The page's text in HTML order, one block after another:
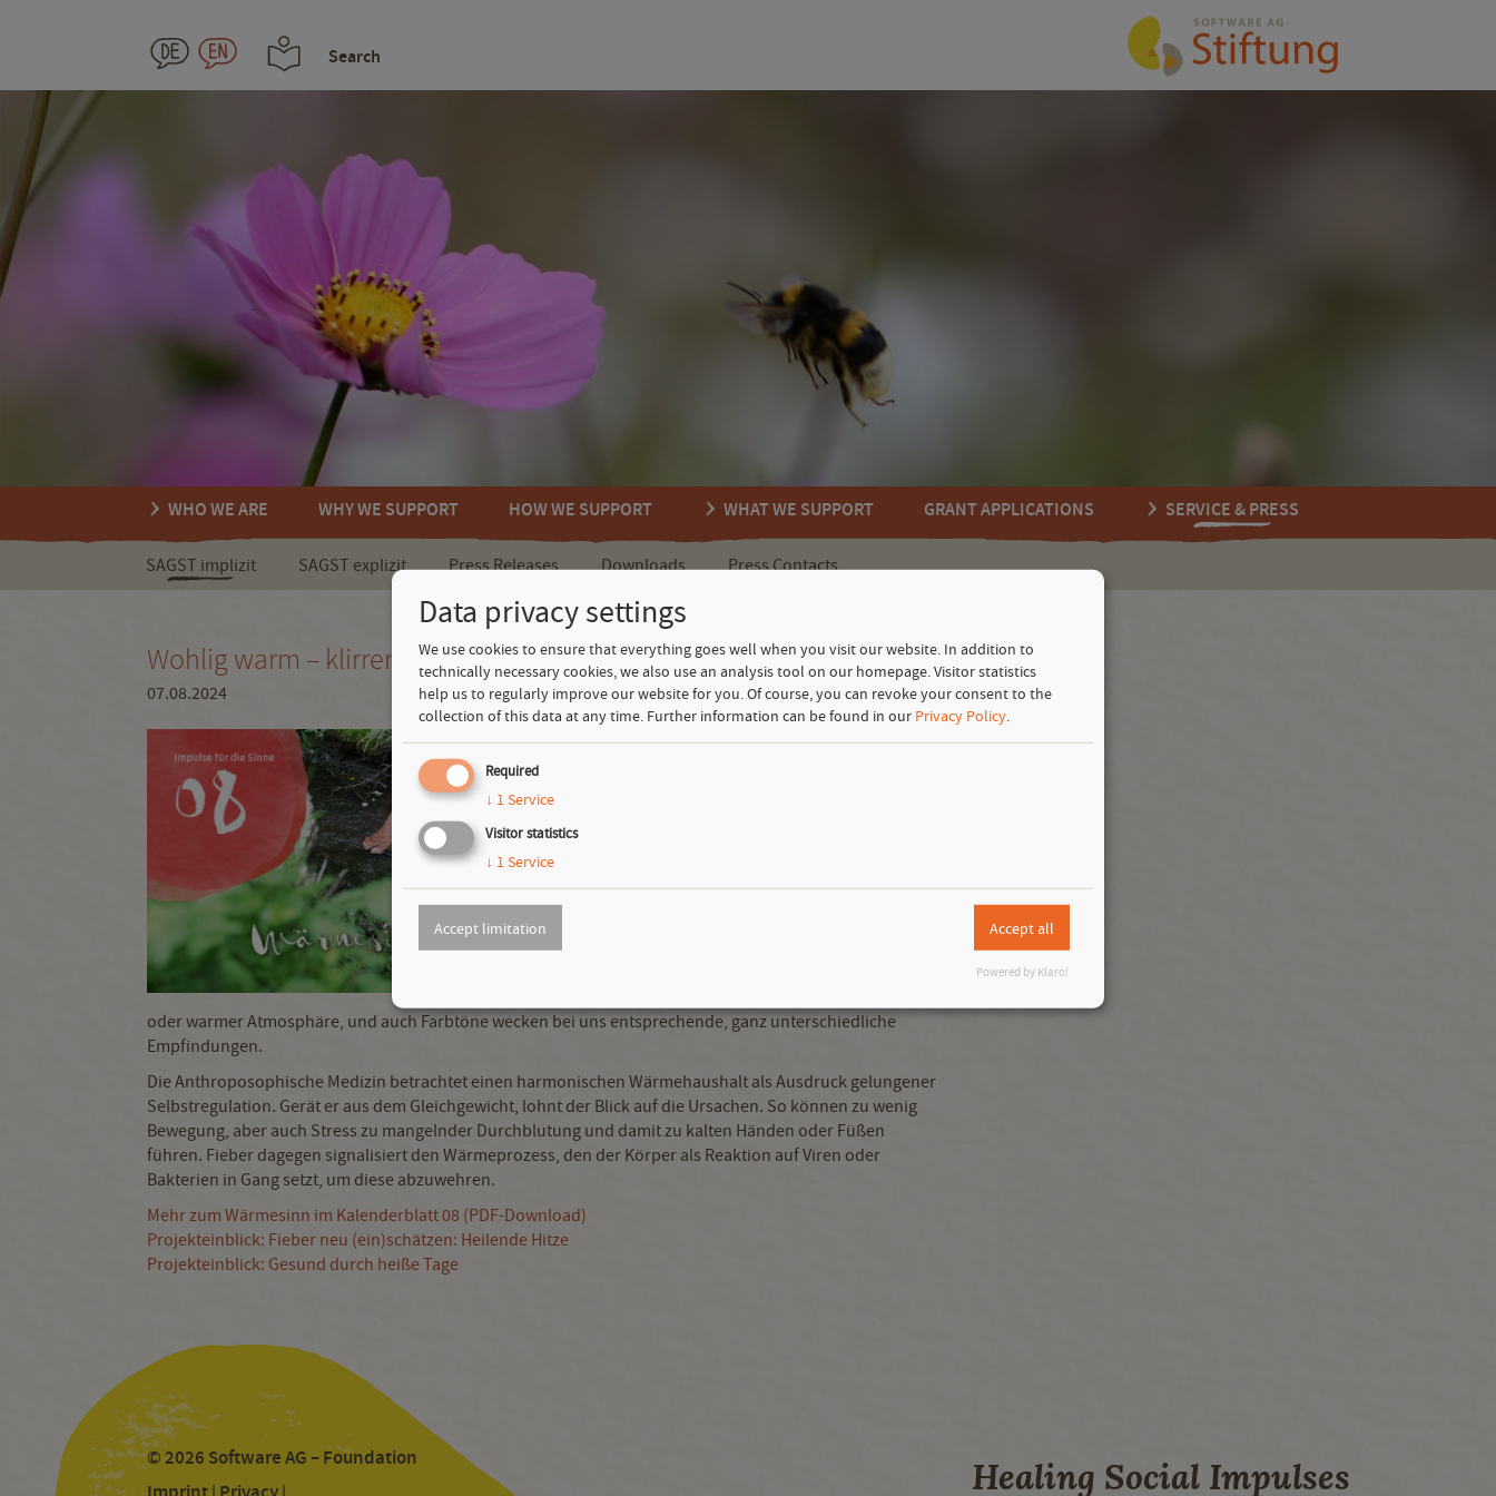
Search
WHO WE ARE WHY WE SUPPORT HOW WE SUPPORT WHAT WE SUPPORT GRANT APPLICATIONS SERVICE & PRESS
SAGST implizit SAGST explizit Press Releases Downloads Press Contacts
Wohlig warm – klirrend kalt: der Wärmesinn
07.08.2024
Ein kühles Eis bei 36 Grad im Schatten, ein Sprung
zu unserem Leben, wir erfahren die damit
Alltagssituationen.
oder warmer Atmosphäre, und auch Farbtöne wecken bei uns entsprechende, ganz unterschiedliche
Empfindungen.
Die Anthroposophische Medizin betrachtet einen harmonischen Wärmehaushalt als Ausdruck gelungener
Selbstregulation. Gerät er aus dem Gleichgewicht, lohnt der Blick auf die Ursachen. So können zu wenig
Bewegung, aber auch Stress zu mangelnder Durchblutung und damit zu kalten Händen oder Füßen
führen. Fieber dagegen signalisiert den Wärmeprozess, den der Körper als Reaktion auf Viren oder
Bakterien in Gang setzt, um diese abzuwehren.
Mehr zum Wärmesinn im Kalenderblatt 08 (PDF-Download)
Projekteinblick: Fieber neu (ein)schätzen: Heilende Hitze
Projekteinblick: Gesund durch heiße Tage
© 2026 Software AG – Foundation
Healing Social Impulses
Data privacy settings
We use cookies to ensure that everything goes well when you visit our website. In addition to
technically necessary cookies, we also use an analysis tool on our homepage. Visitor statistics
help us to regularly improve our website for you. Of course, you can revoke your consent to the
collection of this data at any time. Further information can be found in our Privacy Policy.
Required
↓ 1Service
Visitor statistics
↓ 1Service
Accept limitation Accept all
Powered by Klaro!